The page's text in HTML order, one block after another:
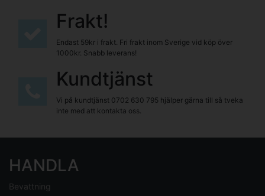
Frakt!
Endast 59kr i frakt. Fri frakt inom Sverige vid köp över
1000kr. Snabb leverans!
Kundtjänst
Vi på kundtjänst 0702 630 795 hjälper gärna till så tveka
inte med att kontakta oss.
HANDLA
Bevattning